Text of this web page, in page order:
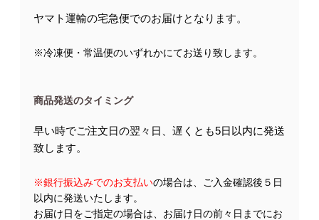
ヤマト運輸の宅急便でのお届けとなります。
※冷凍便・常温便のいずれかにてお送り致します。
商品発送のタイミング
早い時でご注文日の翌々日、遅くとも5日以内に発送
致します。
※銀行振込みでのお支払いの場合は、ご入金確認後５日
以内に発送いたします。
お届け日をご指定の場合は、お届け日の前々日までにお